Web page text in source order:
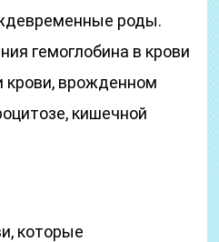
роды.
гемоглобина в крови
крови, врожденном
кишечной
которые